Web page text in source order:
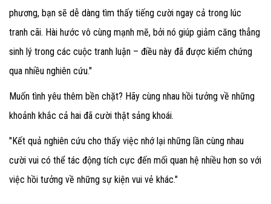
phương, bạn sẽ dễ dàng tìm thấy tiếng cười ngay cả trong lúc
tranh cãi. Hài hước vô cùng mạnh mẽ, bởi nó giúp giảm căng thẳng
sinh lý trong các cuộc tranh luận – điều này đã được kiểm chứng
qua nhiều nghiên cứu."
Muốn tình yêu thêm bền chặt? Hãy cùng nhau hồi tưởng về những
khoảnh khắc cả hai đã cười thật sảng khoái.
"Kết quả nghiên cứu cho thấy việc nhớ lại những lần cùng nhau
cười vui có thể tác động tích cực đến mối quan hệ nhiều hơn so với
việc hồi tưởng về những sự kiện vui vẻ khác."